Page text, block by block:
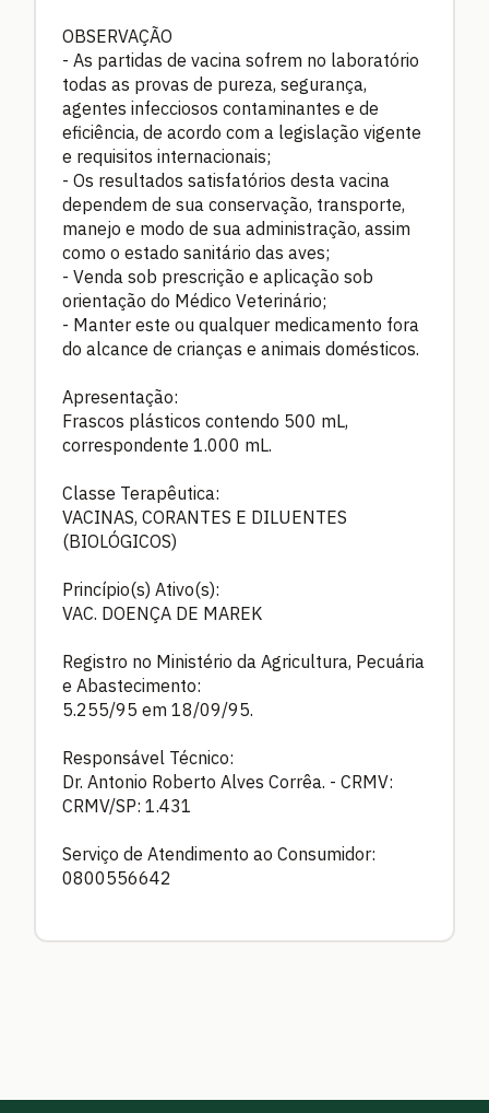
OBSERVAÇÃO
- As partidas de vacina sofrem no laboratório
todas as provas de pureza, segurança,
agentes infecciosos contaminantes e de
eficiência, de acordo com a legislação vigente
e requisitos internacionais;
- Os resultados satisfatórios desta vacina
dependem de sua conservação, transporte,
manejo e modo de sua administração, assim
como o estado sanitário das aves;
- Venda sob prescrição e aplicação sob
orientação do Médico Veterinário;
- Manter este ou qualquer medicamento fora
do alcance de crianças e animais domésticos.
Apresentação:
Frascos plásticos contendo 500 mL,
correspondente 1.000 mL.
Classe Terapêutica:
VACINAS, CORANTES E DILUENTES
(BIOLÓGICOS)
Princípio(s) Ativo(s):
VAC. DOENÇA DE MAREK
Registro no Ministério da Agricultura, Pecuária
e Abastecimento:
5.255/95 em 18/09/95.
Responsável Técnico:
Dr. Antonio Roberto Alves Corrêa. - CRMV:
CRMV/SP: 1.431
Serviço de Atendimento ao Consumidor:
0800556642